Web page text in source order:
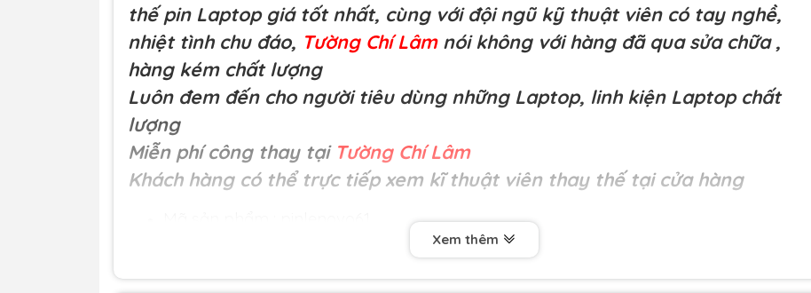
thế pin Laptop giá tốt nhất, cùng với đội ngũ kỹ thuật viên có tay nghề,
nhiệt tình chu đáo, Tường Chí Lâm nói không với hàng đã qua sửa chữa ,
hàng kém chất lượng
Luôn đem đến cho người tiêu dùng những Laptop, linh kiện Laptop chất
lượng
Miễn phí công thay tại Tường Chí Lâm
Khách hàng có thể trực tiếp xem kĩ thuật viên thay thế tại cửa hàng
Pin laptop chất lượng cao-Pin Lenovo S5, S530, S531, 45N1164, 45N1165,
Xem thêm